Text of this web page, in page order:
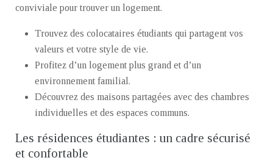
conviviale pour trouver un logement.
Trouvez des colocataires étudiants qui partagent vos
valeurs et votre style de vie.
Profitez d’un logement plus grand et d’un
environnement familial.
Découvrez des maisons partagées avec des chambres
individuelles et des espaces communs.
Les résidences étudiantes : un cadre sécurisé
et confortable